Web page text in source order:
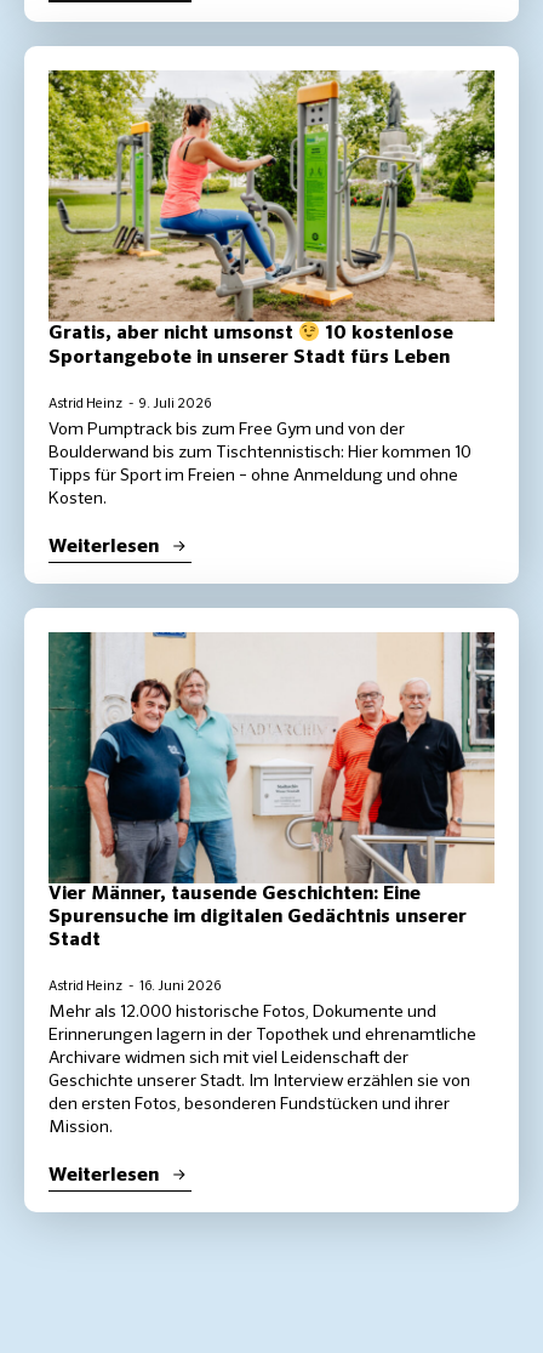
Gratis, aber nicht umsonst
10 kostenlose
Sportangebote in unserer Stadt fürs Leben
Astrid Heinz 9. Juli 2026
Vom Pumptrack bis zum Free Gym und von der
Boulderwand bis zum Tischtennistisch: Hier kommen 10
Tipps für Sport im Freien – ohne Anmeldung und ohne
Kosten.
Weiterlesen
Vier Männer, tausende Geschichten: Eine
Spurensuche im digitalen Gedächtnis unserer
Stadt
Astrid Heinz 16. Juni 2026
Mehr als 12.000 historische Fotos, Dokumente und
Erinnerungen lagern in der Topothek und ehrenamtliche
Archivare widmen sich mit viel Leidenschaft der
Geschichte unserer Stadt. Im Interview erzählen sie von
den ersten Fotos, besonderen Fundstücken und ihrer
Mission.
Weiterlesen